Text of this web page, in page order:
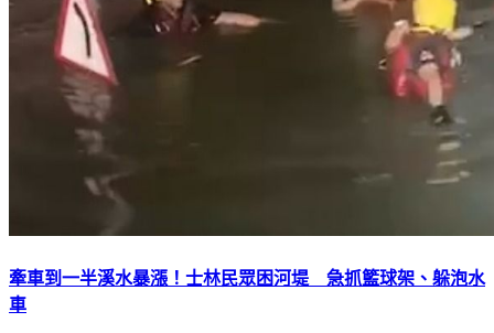
牽車到一半溪水暴漲！士林民眾困河堤 急抓籃球架、躲泡水
車